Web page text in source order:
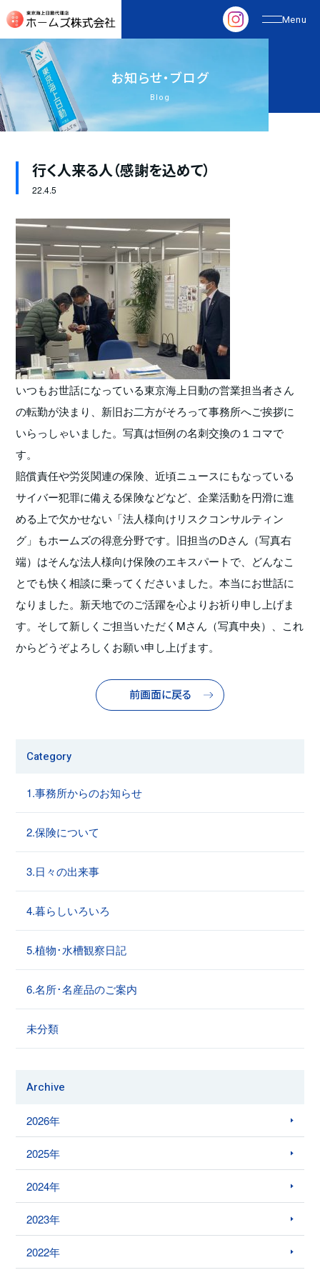
お知らせ・ブログ
Blog
行く人来る人（感謝を込めて）
22.4.5
いつもお世話になっている東京海上日動の営業担当者さん
の転勤が決まり、新旧お二方がそろって事務所へご挨拶に
いらっしゃいました。写真は恒例の名刺交換の１コマで
す。
賠償責任や労災関連の保険、近頃ニュースにもなっている
サイバー犯罪に備える保険などなど、企業活動を円滑に進
める上で欠かせない「法人様向けリスクコンサルティン
グ」もホームズの得意分野です。旧担当のDさん（写真右
端）はそんな法人様向け保険のエキスパートで、どんなこ
とでも快く相談に乗ってくださいました。本当にお世話に
なりました。新天地でのご活躍を心よりお祈り申し上げま
す。そして新しくご担当いただくMさん（写真中央）、これ
からどうぞよろしくお願い申し上げます。
前画面に戻る
Category
1.事務所からのお知らせ
2.保険について
3.日々の出来事
4.暮らしいろいろ
5.植物･水槽観察日記
6.名所･名産品のご案内
未分類
Archive
2026年
2025年
2024年
2023年
2022年